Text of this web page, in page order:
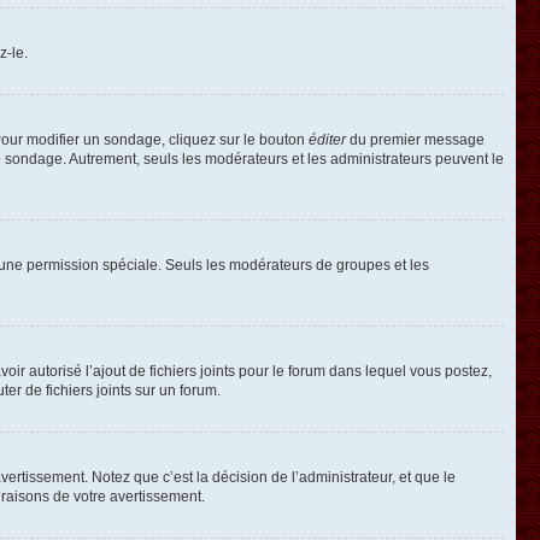
le.
modifier un sondage, cliquez sur le bouton éditerdu premier message
Autrement, seuls les modérateurs et les administrateurs peuvent le
permission spéciale. Seuls les modérateurs de groupes et les
autorisé l’ajout de fichiers joints pour le forum dans lequel vous postez,
de fichiers joints sur un forum.
Notez que c’est la décision de l’administrateur, et que le
de votre avertissement.